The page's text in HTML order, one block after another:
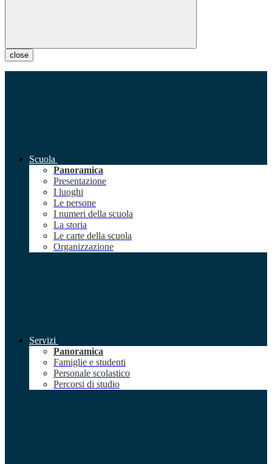
close
Scuola
Panoramica
Presentazione
I luoghi
Le persone
I numeri della scuola
La storia
Le carte della scuola
Organizzazione
Servizi
Panoramica
Famiglie e studenti
Personale scolastico
Percorsi di studio